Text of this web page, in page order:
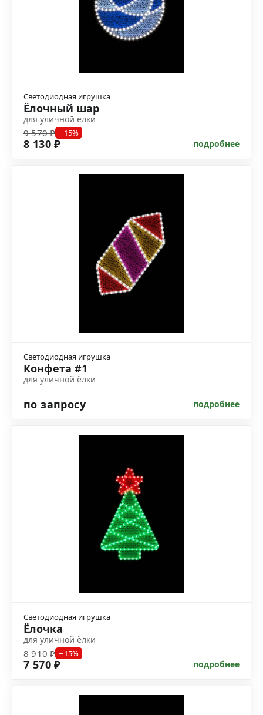
Светодиодная игрушка
Ёлочный шар
для уличной ёлки
9 570 ₽ −15%
8 130 ₽ подробнее
Светодиодная игрушка
Конфета #1
для уличной ёлки
по запросу подробнее
Светодиодная игрушка
Ёлочка
для уличной ёлки
8 910 ₽ −15%
7 570 ₽ подробнее